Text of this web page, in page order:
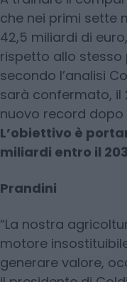
che nei primi sette
42,5 miliardi di
rispetto allo stesso
secondo l’analisi
sarà confermato, il
nuovo record dopo
L’obiettivo è
miliardi entro il
Prandini
“La nostra
motore
generare valore,